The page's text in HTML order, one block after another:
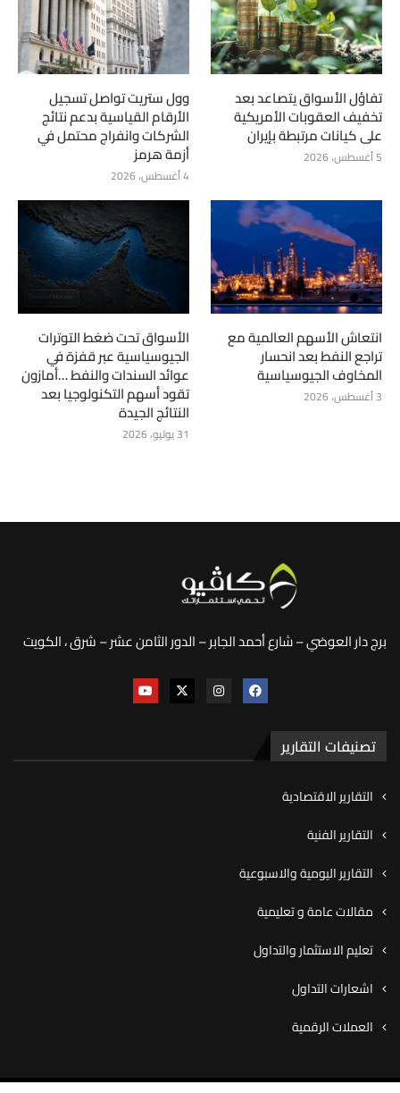
تفاؤل الأسواق يتصاعد بعد
تخفيف العقوبات الأمريكية
على كيانات مرتبطة بإيران
5 أغسطس، 2026
وول ستريت تواصل تسجيل
الأرقام القياسية بدعم نتائج
الشركات وانفراج محتمل في
أزمة هرمز
4 أغسطس، 2026
انتعاش الأسهم العالمية مع
تراجع النفط بعد انحسار
المخاوف الجيوسياسية
3 أغسطس، 2026
الأسواق تحت ضغط التوترات
الجيوسياسية عبر قفزة في
عوائد السندات والنفط …أمازون
تقود أسهم التكنولوجيا بعد
النتائج الجيدة
31 يوليو، 2026
برج دار العوضي – شارع أحمد الجابر – الدور الثامن عشر – شرق ، الكويت
تصنيفات التقارير
التقارير الاقتصادية
التقارير الفنية
التقارير اليومية والاسبوعية
مقالات عامة و تعليمية
تعليم الاستثمار والتداول
اشعارات التداول
العملات الرقمية